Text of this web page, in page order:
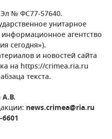
Эл № ФС77-57640.
унитарное
агентство
сегодня»).
и новостей сайта
на https://crimea.ria.ru
текста.
А.В.
news.crimea@ria.ru